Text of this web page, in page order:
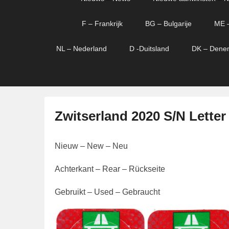
F – Frankrijk BG – Bulgarije ME
NL – Nederland D -Duitsland DK –
Zwitserland 2020 S/N Letter
e
l
a
s
Nieuw – New – Neu
Achterkant – Rear – Rückseite
Gebruikt – Used – Gebraucht